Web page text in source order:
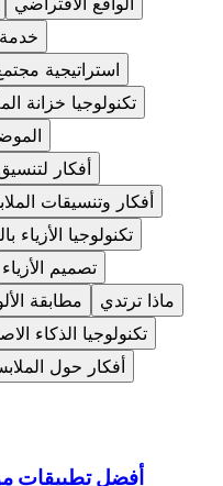
خدمة
استراتيجية
تكنولوجيا خزانة
أفكار
أفكار وتنسيقات
تكنولوجيا الأزياء
تصميم الأزياء
مطابقة
ماذا ترتدي
تكنولوجيا الذكاء
أفكار حول